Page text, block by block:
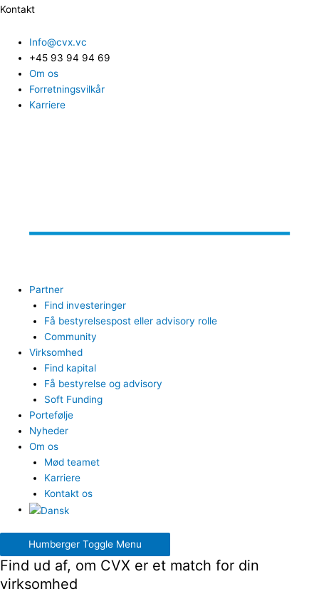
Kontakt
Info@cvx.vc
+45 93 94 94 69
Om os
Forretningsvilkår
Karriere
Partner
Find investeringer
Få bestyrelsespost eller advisory rolle
Community
Virksomhed
Find kapital
Få bestyrelse og advisory
Soft Funding
Portefølje
Nyheder
Om os
Mød teamet
Karriere
Kontakt os
Humberger Toggle Menu
Find ud af, om CVX er et match for din
virksomhed